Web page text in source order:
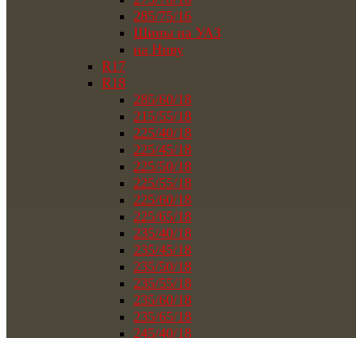
285/75/16
Шины на УАЗ
на Ниву
R17
R18
285/60/18
215/55/18
225/40/18
225/45/18
225/50/18
225/55/18
225/60/18
225/65/18
235/40/18
235/45/18
235/50/18
235/55/18
235/60/18
235/65/18
245/40/18